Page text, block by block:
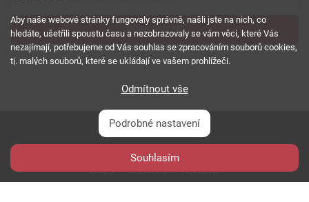
PŘIHLÁSIT SE
O nás RSS feed
Reklama
Aby naše webové stránky fungovaly správně, našli jste na nich, co
hledáte, ušetřili spoustu času a nezobrazovaly se vám věci, které Vás
nezajímají, potřebujeme od Vás souhlas se zpracováním souborů cookies,
tj. malých souborů, které se ukládají ve vašem prohlížeči.
Odmítnout vše
Podrobné nastavení
Souhlasím